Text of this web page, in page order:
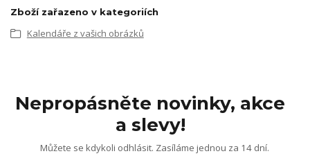
Zboží zařazeno v kategoriích
Kalendáře z vašich obrázků
Nepropásněte novinky, akce
a slevy!
Můžete se kdykoli odhlásit. Zasíláme jednou za 14 dní.